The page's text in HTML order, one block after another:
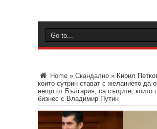
Home » Скандално » Кирил
които сутрин стават с желанието да
нещо от България, са същите, които
бизнес с Владимир Путин